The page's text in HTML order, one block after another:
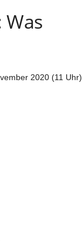
Was
2020 (11 Uhr)